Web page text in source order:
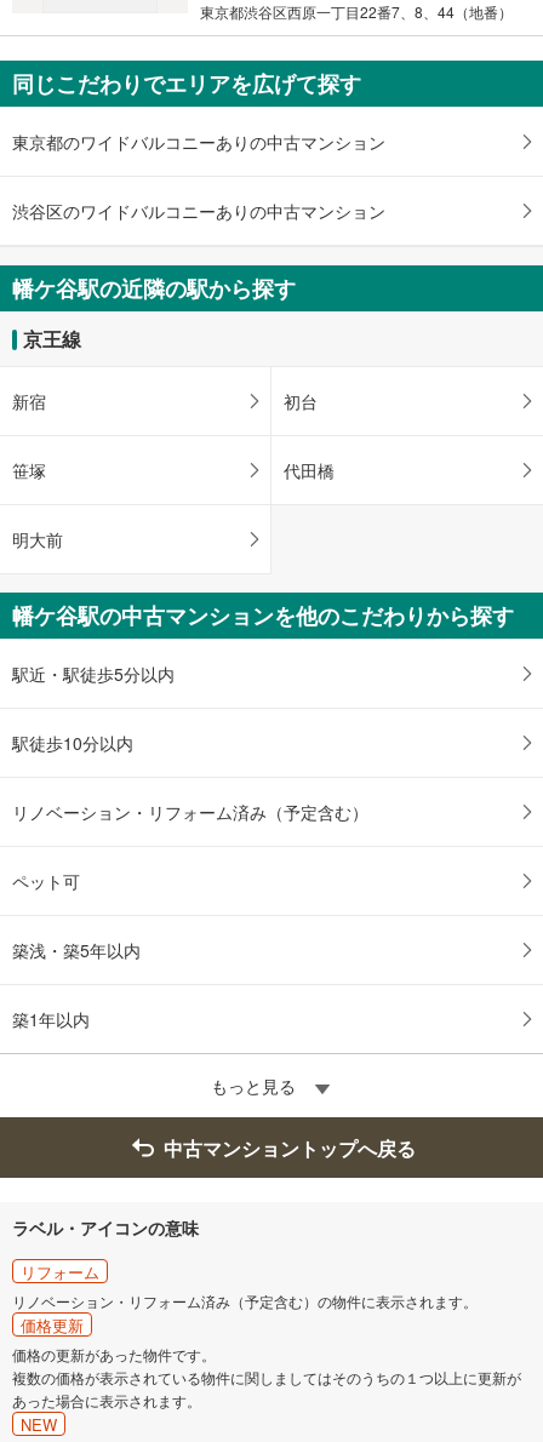
を
マ
イ
ペ
ジ
保
存
す
る
東京都渋谷区西原一丁目22番7、8、44（地番）
同じこだわりでエリアを広げて探す
東京都のワイドバルコニーありの中古マンション
渋谷区のワイドバルコニーありの中古マンション
幡ケ谷駅の近隣の駅から探す
京王線
新宿 初台
笹塚 代田橋
明大前
幡ケ谷駅の中古マンションを他のこだわりから探す
駅近・駅徒歩5分以内
駅徒歩10分以内
リノベーション・リフォーム済み（予定含む）
ペット可
築浅・築5年以内
築1年以内
もっと見る
中古マンショントップへ戻る
ラベル・アイコンの意味
リフォーム
リノベーション・リフォーム済み（予定含む）の物件に表示されます。
価格更新
価格の更新があった物件です。
複数の価格が表示されている物件に関しましてはそのうちの１つ以上に更新が
あった場合に表示されます。
NEW